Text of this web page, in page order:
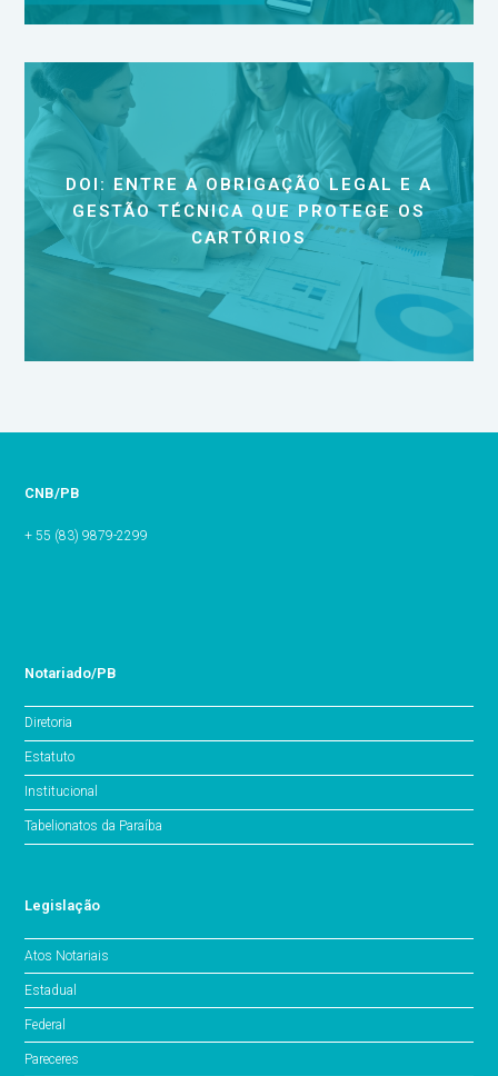
DOI: ENTRE A OBRIGAÇÃO LEGAL E A
GESTÃO TÉCNICA QUE PROTEGE OS
CARTÓRIOS
CNB/PB
+ 55 (83) 9879-2299
Notariado/PB
Diretoria
Estatuto
Institucional
Tabelionatos da Paraíba
Legislação
Atos Notariais
Estadual
Federal
Pareceres